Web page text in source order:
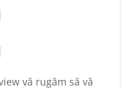
vă rugăm să vă